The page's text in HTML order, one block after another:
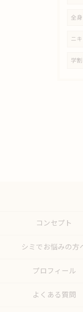
全身
ニ
学割
コンセプト
シミでお悩みの方
プロフィール
よくある質問